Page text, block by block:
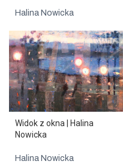
Halina Nowicka
Widok z okna | Halina
Nowicka
Halina Nowicka